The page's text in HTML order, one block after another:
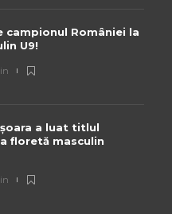
campionul României la
U9!
a luat titlul
floretă masculin